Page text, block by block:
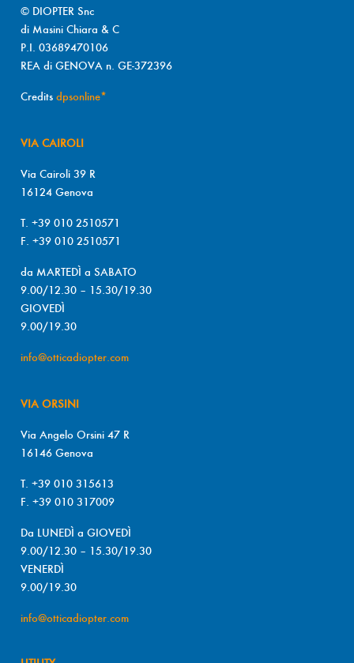
© DIOPTER Snc
di Masini Chiara & C
P.I. 03689470106
REA di GENOVA n. GE-372396
Credits dpsonline*
VIA CAIROLI
Via Cairoli 39 R
16124 Genova
T. +39 010 2510571
F. +39 010 2510571
da MARTEDÌ a SABATO
9.00/12.30 – 15.30/19.30
GIOVEDÌ
9.00/19.30
info@otticadiopter.com
VIA ORSINI
Via Angelo Orsini 47 R
16146 Genova
T. +39 010 315613
F. +39 010 317009
Da LUNEDÌ a GIOVEDÌ
9.00/12.30 – 15.30/19.30
VENERDÌ
9.00/19.30
info@otticadiopter.com